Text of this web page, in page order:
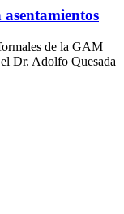
asentamientos
de la GAM
Dr. Adolfo Quesada